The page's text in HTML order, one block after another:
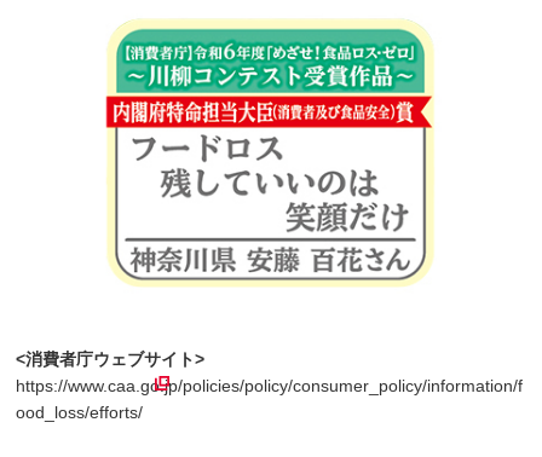
<消費者庁ウェブサイト>
https://www.caa.go.jp/policies/policy/consumer_policy/information/f
ood_loss/efforts/